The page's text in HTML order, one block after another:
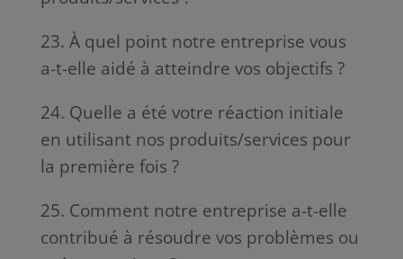
23. À quel point notre entreprise vous
a-t-elle aidé à atteindre vos objectifs ?
24. Quelle a été votre réaction initiale
en utilisant nos produits/services pour
la première fois ?
25. Comment notre entreprise a-t-elle
contribué à résoudre vos problèmes ou